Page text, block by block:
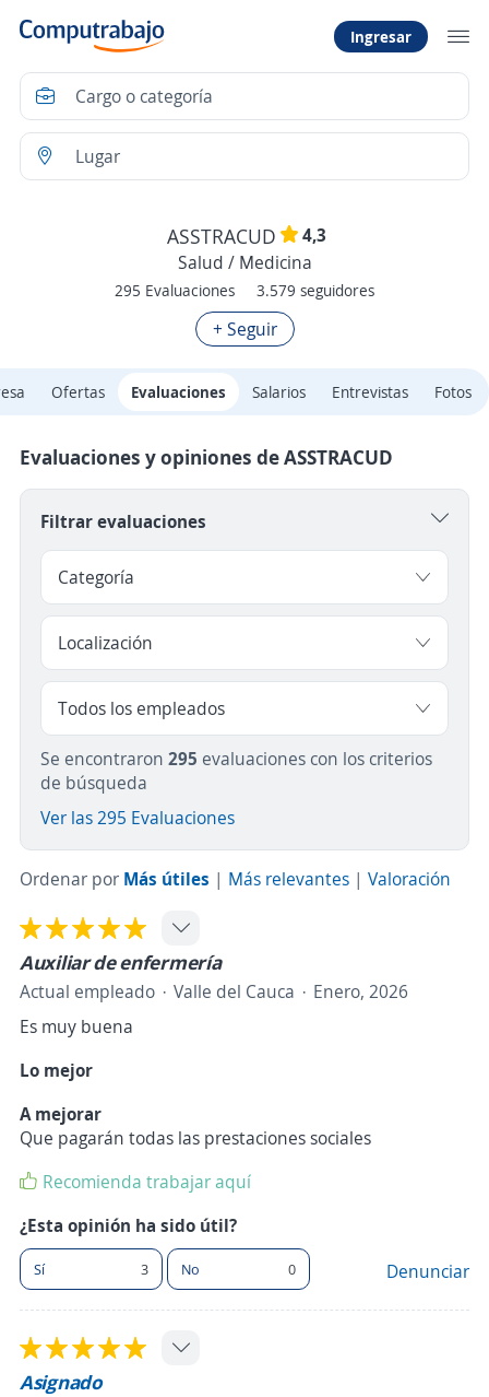
Ingresar
ASSTRACUD
4,3
Salud / Medicina
295 Evaluaciones 3.579 seguidores
+ Seguir
Ofertas Evaluaciones Salarios Entrevistas Fotos
Evaluaciones y opiniones de ASSTRACUD
Filtrar evaluaciones
Se encontraron 295 evaluaciones con los criterios
de búsqueda
Ver las 295 Evaluaciones
Ordenar por Más útiles | Más relevantes | Valoración
Auxiliar de enfermería
Actual empleado Valle del Cauca
Enero, 2026
Es muy buena
Lo mejor
A mejorar
Que pagarán todas las prestaciones sociales
Recomienda trabajar aquí
¿Esta opinión ha sido útil?
Sí 3 No 0 Denunciar
Asignado